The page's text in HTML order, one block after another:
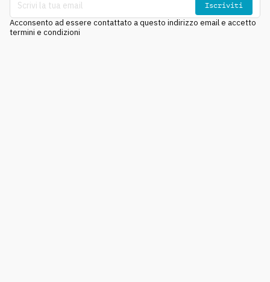
Iscriviti
Acconsento ad essere contattato a questo indirizzo email e accetto
termini e condizioni